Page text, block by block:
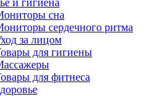
и гигиена
сна
сердечного ритма
за лицом
для гигиены
для фитнеса